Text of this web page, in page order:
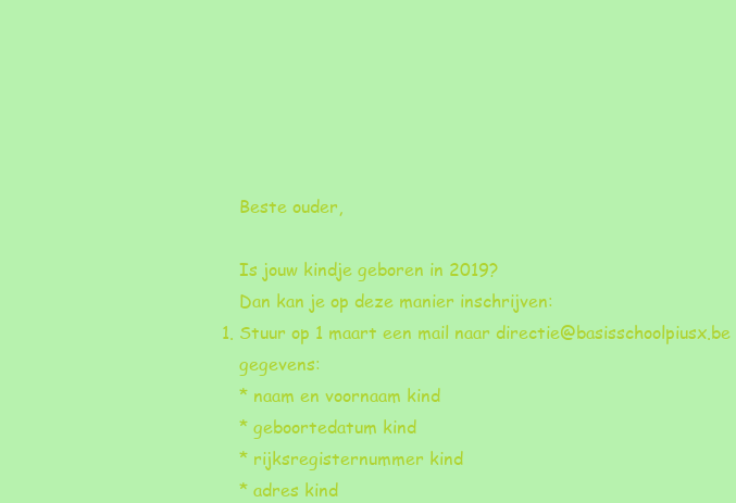
Beste ouder,
Is jouw kindje geboren in 2019?
Dan kan je op deze manier inschrijven:
Stuur op 1 maart een mail naar directie@basisschoolpiusx.be
gegevens:
* naam en voornaam kind
* geboortedatum kind
* rijksregisternummer kind
* adres kind